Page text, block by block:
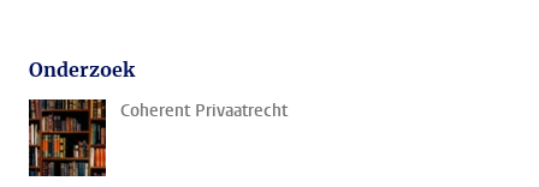
Onderzoek
Coherent Privaatrecht